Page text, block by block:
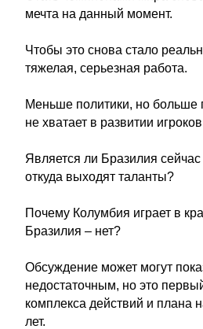
мечта на данный момент.
Чтобы это снова стало
тяжелая, серьезная работа.
Меньше политики, но больше
не хватает в развитии
Является ли Бразилия
откуда выходят таланты?
Почему Колумбия играет в
Бразилия – нет?
Обсуждение может могут
недостаточным, но это
комплекса действий и плана
лет.